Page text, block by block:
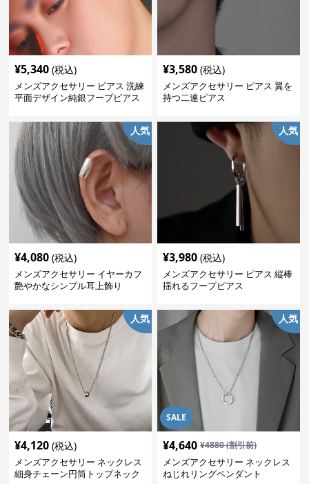
¥5,340 (税込)
メンズアクセサリー ピアス 洗練
平面デザイン純銀フープピアス
¥3,580 (税込)
メンズアクセサリー ピアス 翼を
持つ二連ピアス
人気
¥4,080 (税込)
メンズアクセサリー イヤーカフ
艶やかなシンプル耳上飾り
人気
¥3,980 (税込)
メンズアクセサリー ピアス 縦棒
揺れるフープピアス
人気
¥4,120 (税込)
メンズアクセサリー ネックレス
細身チェーン円筒トップネック
SALE
人気
¥4,640 ¥4880(割引前)
メンズアクセサリー ネックレス
ねじれリングペンダント